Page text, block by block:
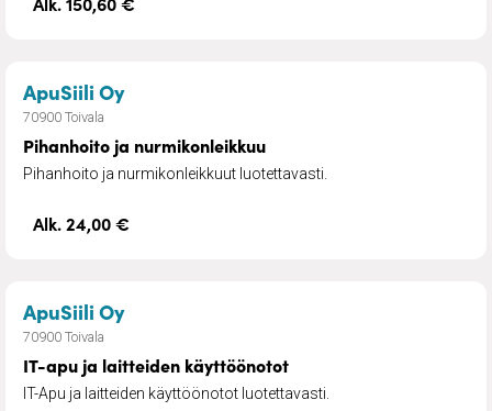
ApuSiili Oy– Pihanhoito ja nurmikonleikkuu
70900 Toivala
Pihanhoito ja nurmikonleikkuu
Pihanhoito ja nurmikonleikkuut luotettavasti.
Alk. 24,00 €
ApuSiili Oy– IT-apu ja laitteiden käyttöönotot
70900 Toivala
IT-apu ja laitteiden käyttöönotot
IT-Apu ja laitteiden käyttöönotot luotettavasti.